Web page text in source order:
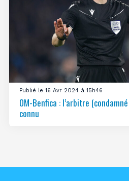
Publié le 16 Avr 2024 à 15h46
OM-Benfica : l’arbitre
connu